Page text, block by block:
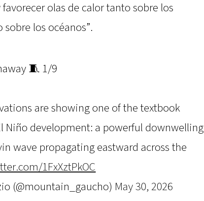
olas de calor tanto sobre los
los océanos”.
🧵 1/9
are showing one of the textbook
Niño development: a powerful downwelling
wave propagating eastward across the
1FxXztPkOC
(@mountain_gaucho) May 30, 2026